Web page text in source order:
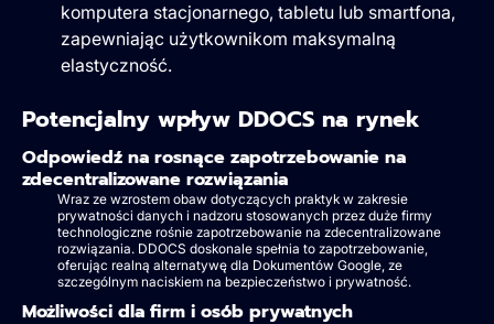
komputera stacjonarnego, tabletu lub smartfona,
zapewniając użytkownikom maksymalną
elastyczność.
Potencjalny wpływ DDOCS na rynek
Odpowiedź na rosnące zapotrzebowanie na
zdecentralizowane rozwiązania
Wraz ze wzrostem obaw dotyczących praktyk w zakresie
prywatności danych i nadzoru stosowanych przez duże firmy
technologiczne rośnie zapotrzebowanie na zdecentralizowane
rozwiązania. DDOCS doskonale spełnia to zapotrzebowanie,
oferując realną alternatywę dla Dokumentów Google, ze
szczególnym naciskiem na bezpieczeństwo i prywatność.
Możliwości dla firm i osób prywatnych